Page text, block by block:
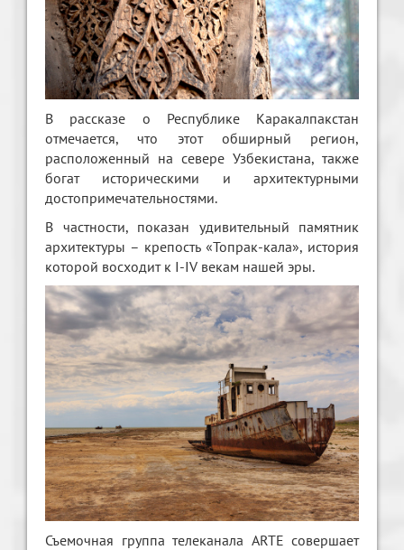
В рассказе о Республике Каракалпакстан
отмечается, что этот обширный регион,
расположенный на севере Узбекистана, также
богат историческими и архитектурными
достопримечательностями.
В частности, показан удивительный памятник
архитектуры – крепость «Топрак-кала», история
которой восходит к I-IV векам нашей эры.
Съемочная группа телеканала ARTE совершает